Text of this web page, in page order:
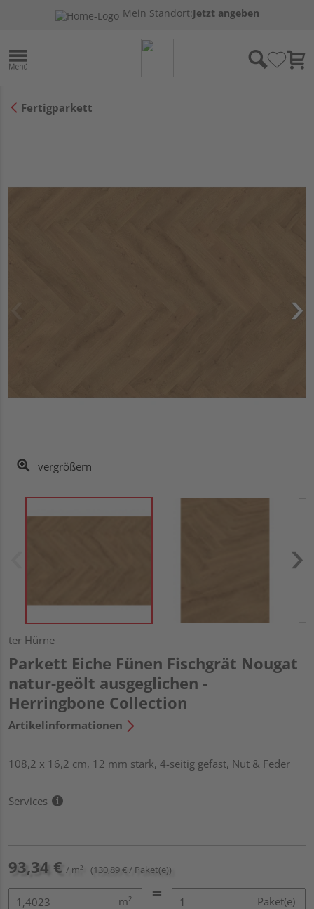
Mein Standort:Jetzt angeben
Fertigparkett
vergrößern
ter Hürne
Parkett Eiche Fünen Fischgrät Nougat
natur-geölt ausgeglichen -
Herringbone Collection
Artikelinformationen
108,2 x 16,2 cm, 12 mm stark, 4-seitig gefast, Nut & Feder
Services
93,34 € / m² (130,89 € / Paket(e))
m² Paket(e)